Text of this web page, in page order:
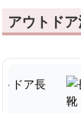
アウトド